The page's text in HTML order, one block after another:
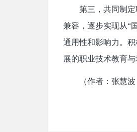
第三，共同制
兼容，逐步实现从“
通用性和影响力。
展的职业技术教育
（作者：张慧